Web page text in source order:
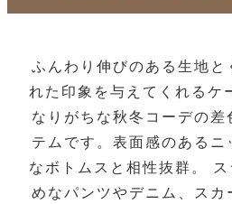
ふんわり伸びのある生地と
れた印象を与えてくれるケ
なりがちな秋冬コーデの差
テムです。表面感のあるニ
なボトムスと相性抜群。
めなパンツやデニム、スカ